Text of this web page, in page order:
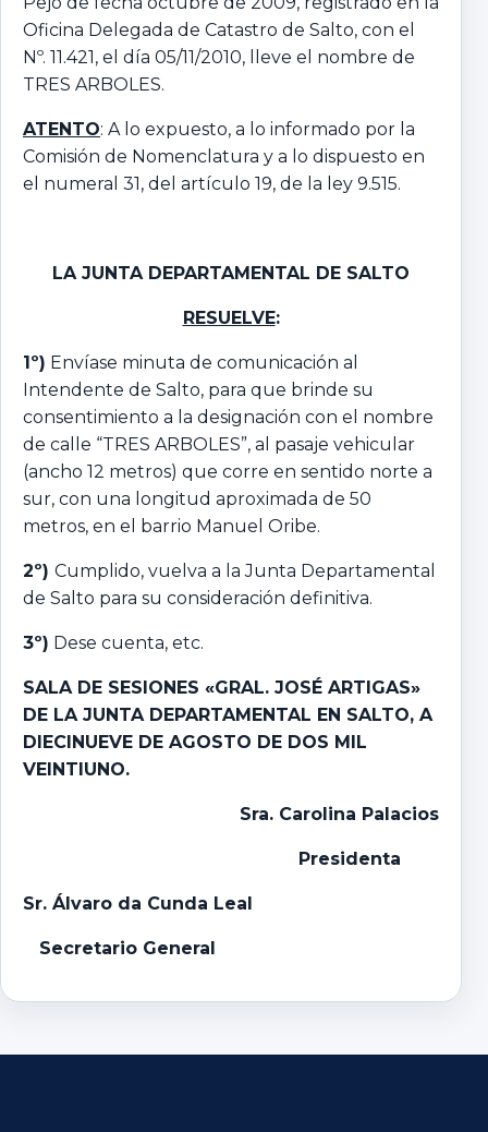
Oficina Delegada de Catastro de Salto, con el
Nº. 11.421, el día 05/11/2010, lleve el nombre de
TRES ARBOLES.
ATENTO: A lo expuesto, a lo informado por la
Comisión de Nomenclatura y a lo dispuesto en
el numeral 31, del artículo 19, de la ley 9.515.
LA JUNTA DEPARTAMENTAL DE SALTO
RESUELVE:
1º) Envíase minuta de comunicación al
Intendente de Salto, para que brinde su
consentimiento a la designación con el nombre
de calle “TRES ARBOLES”, al pasaje vehicular
(ancho 12 metros) que corre en sentido norte a
sur, con una longitud aproximada de 50
metros, en el barrio Manuel Oribe.
2º) Cumplido, vuelva a la Junta Departamental
de Salto para su consideración definitiva.
3º) Dese cuenta, etc.
SALA DE SESIONES «GRAL. JOSÉ ARTIGAS»
DE LA JUNTA DEPARTAMENTAL EN SALTO, A
DIECINUEVE DE AGOSTO DE DOS MIL
VEINTIUNO.
Sra. Carolina Palacios
Presidenta
Sr. Álvaro da Cunda Leal
Secretario General